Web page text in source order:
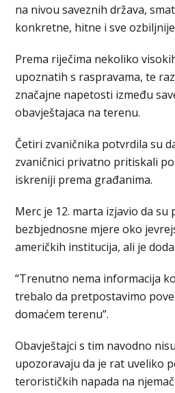
na nivou saveznih država,
konkretne, hitne i sve
Prema riječima nekoliko
upoznatih s raspravama, te
značajne napetosti između
obavještajaca na terenu.
Četiri zvaničnika potvrdila su
zvaničnici privatno pritiskali
iskreniji prema građanima.
Merc je 12. marta izjavio da su
bezbjednosne mjere oko
američkih institucija, ali je
“Trenutno nema informacija
trebalo da pretpostavimo
domaćem terenu”.
Obavještajci s tim navodno
upozoravaju da je rat uveliko
terorističkih napada na